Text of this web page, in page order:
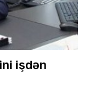
işdən